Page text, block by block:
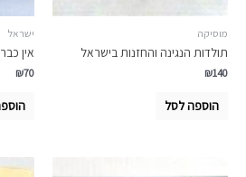
מוסיקה
תולדות הנגינה והחזנות בישראל
₪140
הוספה לסל
ישראל
אין
₪70